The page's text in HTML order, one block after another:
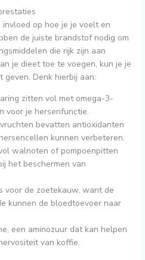
op hoe je je voelt en
de juiste brandstof nodig om
die rijk zijn aan
je dieet toe te voegen, kun je je
Denk hierbij aan:
zitten vol met omega-3-
voor je hersenfunctie.
bevatten antioxidanten
kunnen verbeteren.
walnoten of pompoenpitten
het beschermen van
voor de zoetekauw, want de
kunnen de bloedtoevoer naar
een aminozuur dat kan helpen
van koffie.